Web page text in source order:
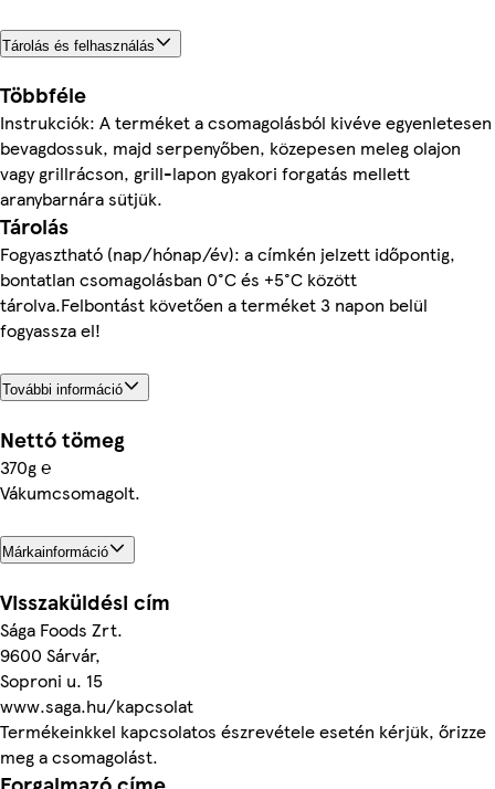
Tárolás és felhasználás
Többféle
Instrukciók: A terméket a csomagolásból kivéve egyenletesen
bevagdossuk, majd serpenyőben, közepesen meleg olajon
vagy grillrácson, grill-lapon gyakori forgatás mellett
aranybarnára sütjük.
Tárolás
Fogyasztható (nap/hónap/év): a címkén jelzett időpontig,
bontatlan csomagolásban 0°C és +5°C között
tárolva.Felbontást követően a terméket 3 napon belül
fogyassza el!
További információ
Nettó tömeg
370g ℮
Vákumcsomagolt.
Márkainformáció
Visszaküldési cím
Sága Foods Zrt.
9600 Sárvár,
Soproni u. 15
www.saga.hu/kapcsolat
Termékeinkkel kapcsolatos észrevétele esetén kérjük, őrizze
meg a csomagolást.